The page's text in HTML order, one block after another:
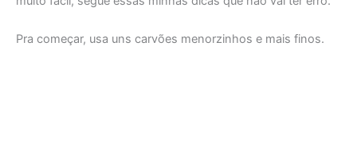
Pra começar, usa uns carvões menorzinhos e mais finos.